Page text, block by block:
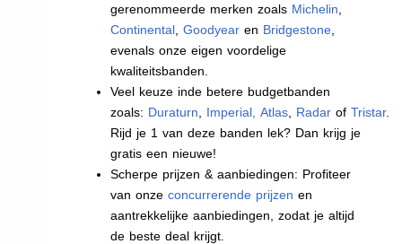
gerenommeerde merken zoals Michelin
Continental ,Goodyear en Bridgestone
evenals onze eigen voordelige
kwaliteitsbanden.
Veel keuze inde betere budgetbanden
zoals: Duraturn Imperial Atlas Radar ofTristar.
Rijd je 1 van deze banden lek? Dan krijg je
gratis een nieuwe!
Scherpe prijzen & aanbiedingen: Profiteer
van onzeconcurrerende prijzen en
aantrekkelijke aanbiedingen, zodat je altijd
de beste deal krijgt.